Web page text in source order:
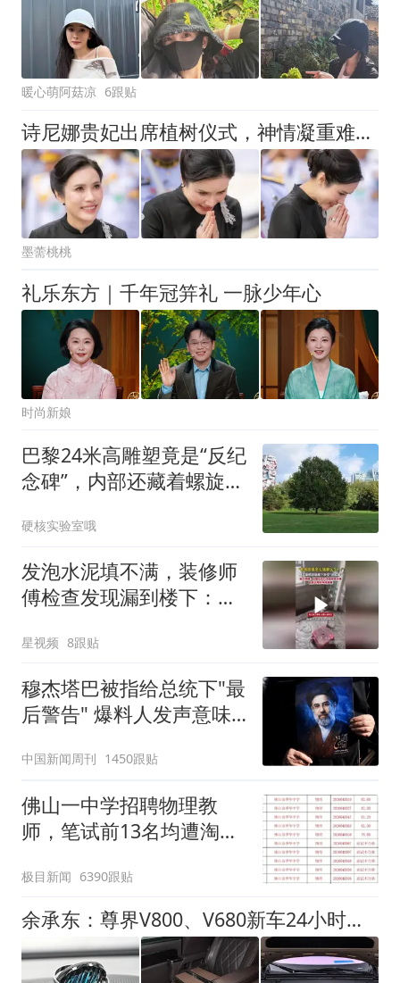
暖心萌阿菇凉 6跟贴
诗尼娜贵妃出席植树仪式，神情凝重难展笑颜
墨薷桃桃
礼乐东方｜千年冠笄礼 一脉少年心
时尚新娘
巴黎24米高雕塑竟是“反纪
念碑”，内部还藏着螺旋阶
硬核实验室哦
发泡水泥填不满，装修师
傅检查发现漏到楼下：出
星视频 8跟贴
穆杰塔巴被指给总统下"最
后警告" 爆料人发声意味
中国新闻周刊 1450跟贴
佛山一中学招聘物理教
师，笔试前13名均遭淘
聘，成立调查组全面核查
极目新闻 6390跟贴
余承东：尊界V800、V680新车24小时大定突破3500台